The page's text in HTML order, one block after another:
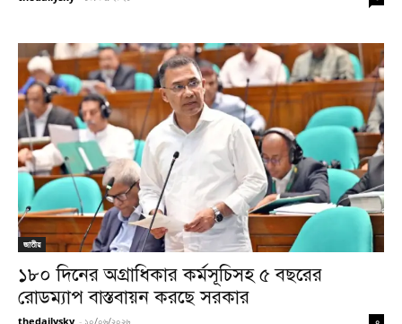
জাতীয়
১৮০ দিনের অগ্রাধিকার কর্মসূচিসহ ৫ বছরের
রোডম্যাপ বাস্তবায়ন করছে সরকার
thedailysky - ১০/০৬/২০২৬ ০